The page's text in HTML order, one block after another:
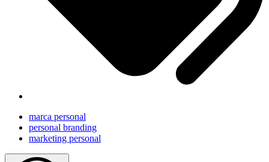
marca personal
personal branding
marketing personal